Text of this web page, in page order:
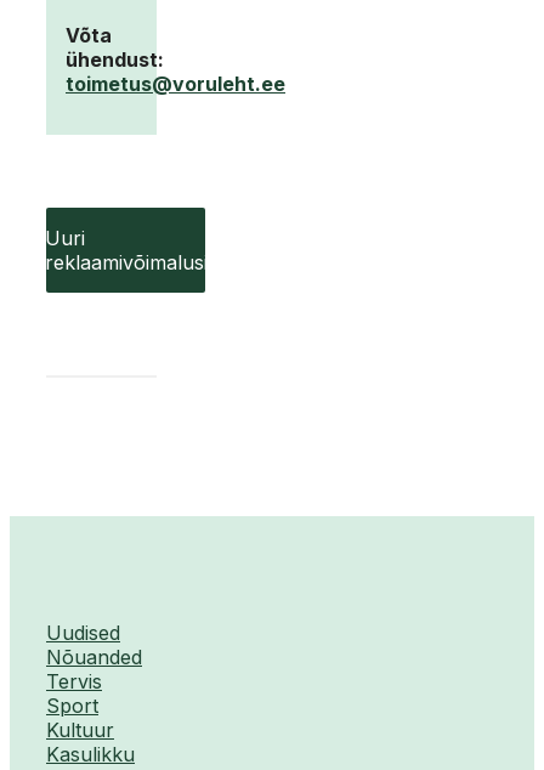
Võta
ühendust:
toimetus@voruleht.ee
Uuri
reklaamivõimalusi
Uudised
Nõuanded
Tervis
Sport
Kultuur
Kasulikku